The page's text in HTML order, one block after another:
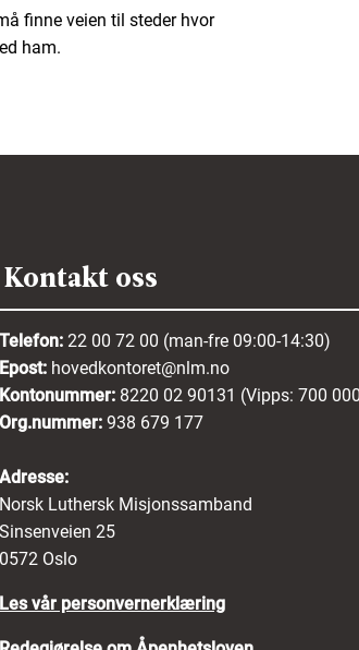
finne veien til steder hvor
ham.
Kontakt oss
Telefon: 22 00 72 00 (man-fre 09:00-14:30)
Epost: hovedkontoret@nlm.no
Kontonummer: 8220 02 90131 (Vipps: 700
Org.nummer: 938 679 177
Adresse:
Norsk Luthersk Misjonssamband
Sinsenveien 25
0572 Oslo
Les vår personvernerklæring